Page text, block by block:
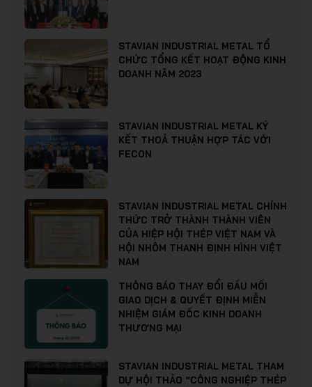
STAVIAN INDUSTRIAL METAL TỔ
CHỨC TỔNG KẾT HOẠT ĐỘNG KINH
DOANH NĂM 2023
STAVIAN INDUSTRIAL METAL KÝ
KẾT THOẢ THUẬN HỢP TÁC VỚI
FECON
STAVIAN INDUSTRIAL METAL CHÍNH
THỨC TRỞ THÀNH THÀNH VIÊN
CỦA HIỆP HỘI THÉP VIỆT NAM VÀ
HỘI NHÔM THANH ĐỊNH HÌNH VIỆT
NAM
THÔNG BÁO THAY ĐỔI ĐẦU MỐI
GIAO DỊCH & QUYẾT ĐỊNH MIỄN
NHIỆM GIÁM ĐỐC KINH DOANH
THƯƠNG MẠI
STAVIAN INDUSTRIAL METAL THAM
DỰ HỘI THẢO “CÔNG NGHIỆP THÉP